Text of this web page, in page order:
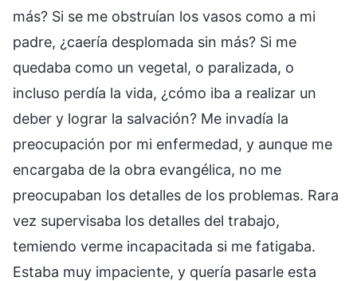
más? Si se me obstruían los vasos como a mi
padre, ¿caería desplomada sin más? Si me
quedaba como un vegetal, o paralizada, o
incluso perdía la vida, ¿cómo iba a realizar un
deber y lograr la salvación? Me invadía la
preocupación por mi enfermedad, y aunque me
encargaba de la obra evangélica, no me
preocupaban los detalles de los problemas. Rara
vez supervisaba los detalles del trabajo,
temiendo verme incapacitada si me fatigaba.
Estaba muy impaciente, y quería pasarle esta